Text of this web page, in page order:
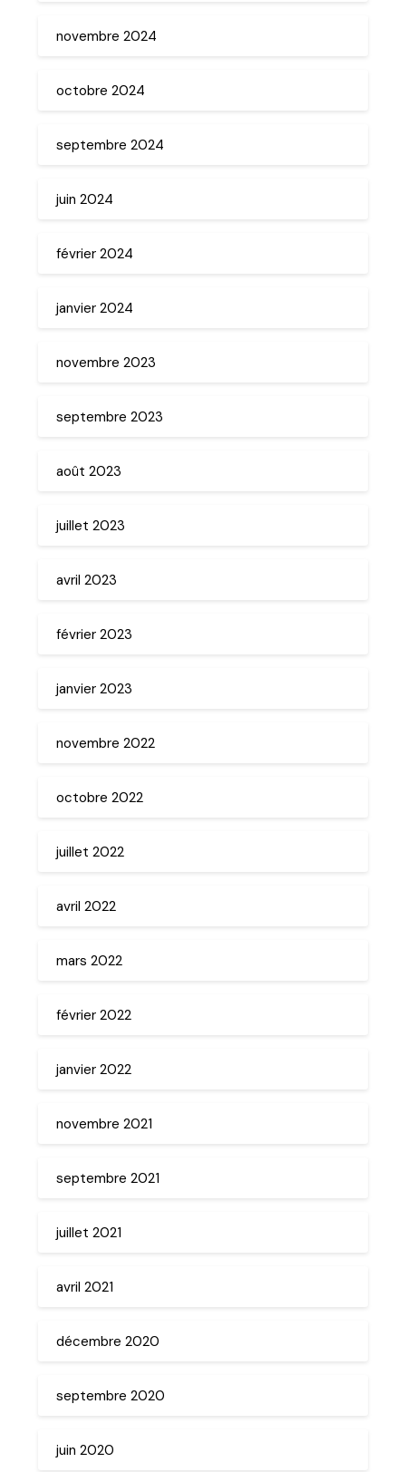
novembre 2024
octobre 2024
septembre 2024
juin 2024
février 2024
janvier 2024
novembre 2023
septembre 2023
août 2023
juillet 2023
avril 2023
février 2023
janvier 2023
novembre 2022
octobre 2022
juillet 2022
avril 2022
mars 2022
février 2022
janvier 2022
novembre 2021
septembre 2021
juillet 2021
avril 2021
décembre 2020
septembre 2020
juin 2020